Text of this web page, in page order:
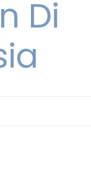
Di